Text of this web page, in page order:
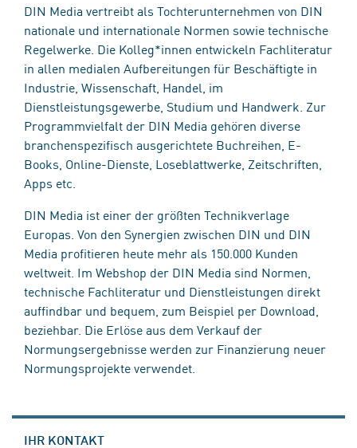
DIN Media vertreibt als Tochterunternehmen von DIN
nationale und internationale Normen sowie technische
Regelwerke. Die Kolleg*innen entwickeln Fachliteratur
in allen medialen Aufbereitungen für Beschäftigte in
Industrie, Wissenschaft, Handel, im
Dienstleistungsgewerbe, Studium und Handwerk. Zur
Programmvielfalt der DIN Media gehören diverse
branchenspezifisch ausgerichtete Buchreihen, E-
Books, Online-Dienste, Loseblattwerke, Zeitschriften,
Apps etc.
DIN Media ist einer der größten Technikverlage
Europas. Von den Synergien zwischen DIN und DIN
Media profitieren heute mehr als 150.000 Kunden
weltweit. Im Webshop der DIN Media sind Normen,
technische Fachliteratur und Dienstleistungen direkt
auffindbar und bequem, zum Beispiel per Download,
beziehbar. Die Erlöse aus dem Verkauf der
Normungsergebnisse werden zur Finanzierung neuer
Normungsprojekte verwendet.
IHR KONTAKT